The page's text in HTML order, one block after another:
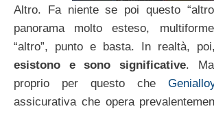
Altro. Fa niente se poi questo
panorama molto esteso,
“altro”, punto e basta. In realtà,
esistono e sono significative.
proprio per questo che
assicurativa che opera